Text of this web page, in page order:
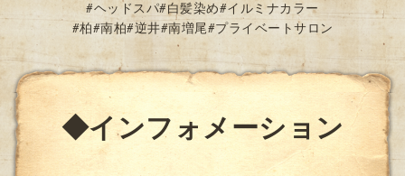
#ヘッドスパ#白髪染め#イルミナカラー
#柏#南柏#逆井#南増尾#プライベートサロン
◆インフォメーション